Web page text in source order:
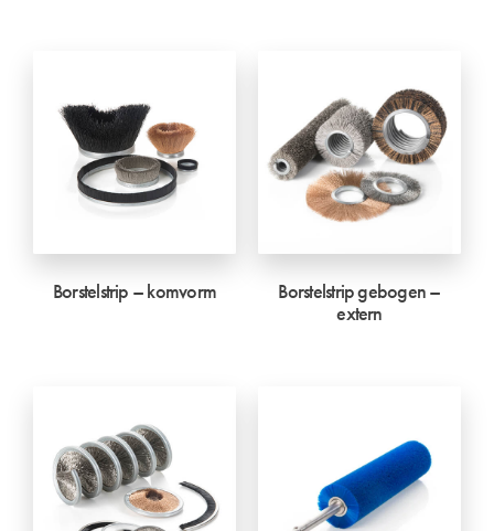
Borstelstrip – komvorm
Borstelstrip gebogen –
extern